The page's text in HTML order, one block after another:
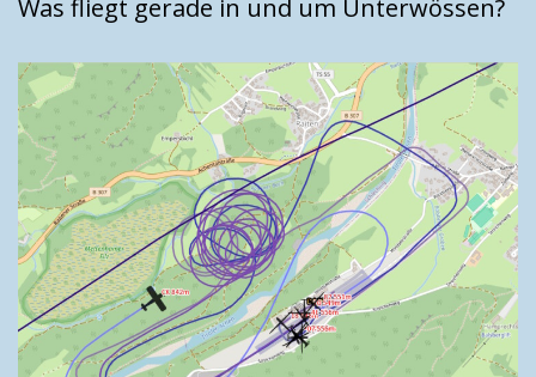
Was fliegt gerade in und um Unterwössen?